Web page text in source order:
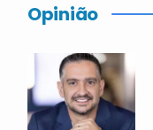
Opinião